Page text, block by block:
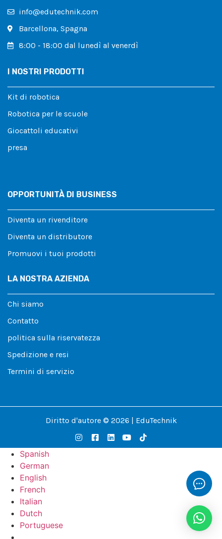
info@edutechnik.com
Barcellona, ​​Spagna
8:00 - 18:00 dal lunedì al venerdì
I NOSTRI PRODOTTI
Kit di robotica
Robotica per le scuole
Giocattoli educativi
presa
OPPORTUNITÀ DI BUSINESS
Diventa un rivenditore
Diventa un distributore
Promuovi i tuoi prodotti
LA NOSTRA AZIENDA
Chi siamo
Contatto
politica sulla riservatezza
Spedizione e resi
Termini di servizio
Diritto d'autore © 2026 | EduTechnik
Spanish
German
English
French
Italian
Dutch
Portuguese